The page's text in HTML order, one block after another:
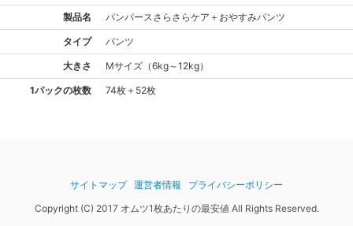
製品名 パンパース さらさらケア＋おやすみパンツ
タイプ パンツ
大きさ Mサイズ （6kg～12kg）
1パックの枚数 74枚＋52枚
サイトマップ 運営者情報
プライバシーポリシー
Copyright (C) 2017 オムツ1枚あたりの最安値 All Rights Reserved.